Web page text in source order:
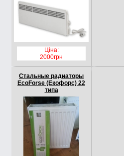
Ціна:
2000грн
Стальные радиаторы
EcoForse (Екофорс) 22
типа